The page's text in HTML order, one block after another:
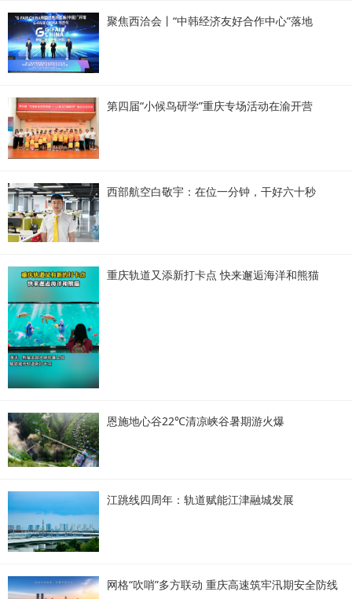
聚焦西洽会丨“中韩经济友好合作中心”落地
第四届“小候鸟研学”重庆专场活动在渝开营
西部航空白敬宇：在位一分钟，干好六十秒
重庆轨道又添新打卡点 快来邂逅海洋和熊猫
恩施地心谷22℃清凉峡谷暑期游火爆
江跳线四周年：轨道赋能江津融城发展
网格“吹哨”多方联动 重庆高速筑牢汛期安全防线